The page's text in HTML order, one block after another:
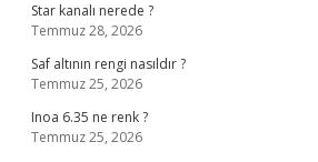
Star kanalı nerede ?
Temmuz 28, 2026
Saf altının rengi nasıldır ?
Temmuz 25, 2026
Inoa 6.35 ne renk ?
Temmuz 25, 2026